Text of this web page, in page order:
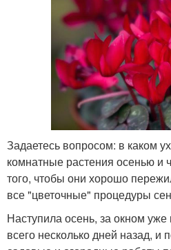
Задаетесь вопросом: в каком
комнатные растения осенью и
того, чтобы они хорошо
все "цветочные" процедуры
Наступила осень, за окном уже
всего несколько дней назад,